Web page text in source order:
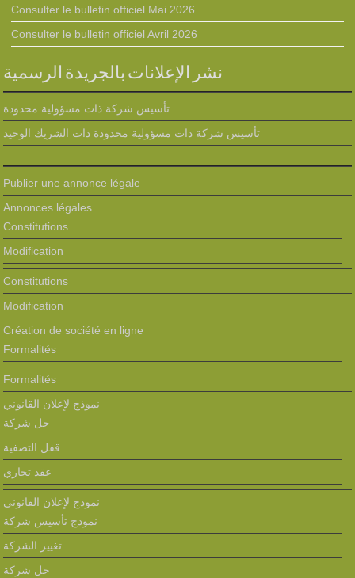
Consulter le bulletin officiel Mai 2026
Consulter le bulletin officiel Avril 2026
نشر الإعلانات بالجريدة الرسمية
تأسيس شركة ذات مسؤولية محدودة
تأسيس شركة ذات مسؤولية محدودة ذات الشريك الوحيد
Publier une annonce légale
Annonces légales
Constitutions
Modification
Constitutions
Modification
Création de société en ligne
Formalités
Formalités
نموذج لإعلان القانوني
حل شركة
قفل التصفية
عقد تجاري
نموذج لإعلان القانوني
نمودج تأسيس شركة
تغيير الشركة
حل شركة